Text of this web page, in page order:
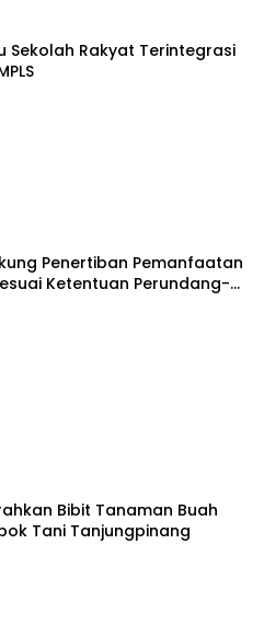
Sekolah Rakyat Terintegrasi
Penertiban Pemanfaatan
Ketentuan Perundang-
Bibit Tanaman Buah
Tani Tanjungpinang